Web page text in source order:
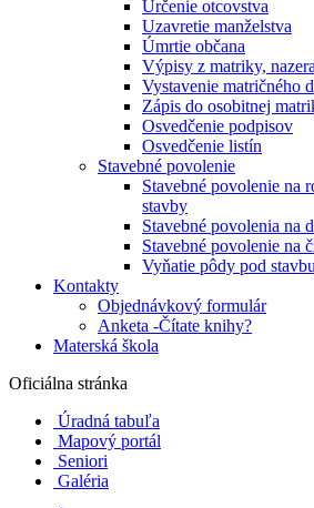
Určenie otcovstva
Uzavretie manželstva
Úmrtie občana
Výpisy z matriky,
Vystavenie matričného
Zápis do osobitnej
Osvedčenie podpisov
Osvedčenie listín
Stavebné povolenie
Stavebné povolenie na
stavby
Stavebné povolenia na
Stavebné povolenie na
Vyňatie pôdy pod stavbu
Kontakty
Objednávkový formulár
Anketa -Čítate knihy?
Materská škola
Oficiálna stránka
Úradná tabuľa
Mapový portál
Seniori
Galéria